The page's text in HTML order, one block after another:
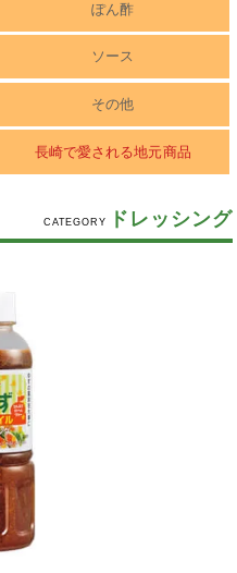
ぽん酢
ソース
その他
長崎で愛される地元商品
CATEGORY ドレッシング